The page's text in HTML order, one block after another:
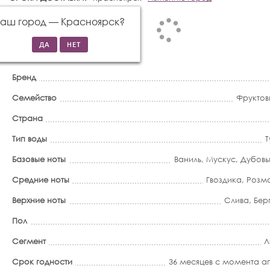
город — Красноярск?
Бренд
Семейство
Страна
Тип воды
Базовые ноты
Ваниль, Мускус,
Средние ноты
Гвоздика,
Верхние ноты
Слива,
Пол
Сегмент
Срок годности
36 месяцев с момента